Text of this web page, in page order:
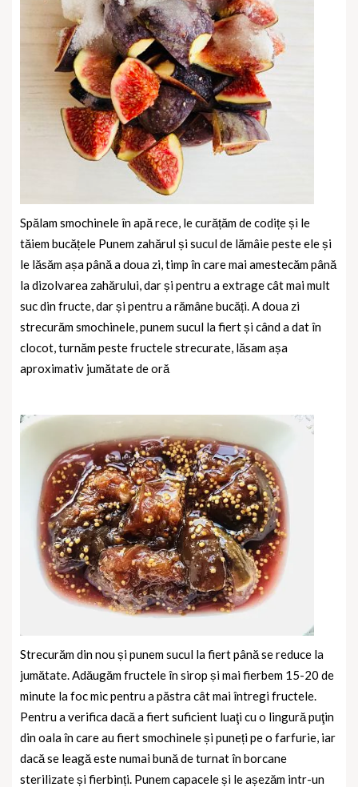
Spălam smochinele în apă rece, le curățăm de codițe și le
tăiem bucățele Punem zahărul și sucul de lămâie peste ele și
le lăsăm așa până a doua zi, timp în care mai amestecăm până
la dizolvarea zahărului, dar și pentru a extrage cât mai mult
suc din fructe, dar și pentru a rămâne bucăți. A doua zi
strecurăm smochinele, punem sucul la fiert și când a dat în
clocot, turnăm peste fructele strecurate, lăsam așa
aproximativ jumătate de oră
Strecurăm din nou și punem sucul la fiert până se reduce la
jumătate. Adăugăm fructele în sirop și mai fierbem 15-20 de
minute la foc mic pentru a păstra cât mai întregi fructele.
Pentru a verifica dacă a fiert suficient luaţi cu o lingură puţin
din oala în care au fiert smochinele și puneți pe o farfurie, iar
dacă se leagă este numai bună de turnat în borcane
sterilizate și fierbinți. Punem capacele și le așezăm intr-un